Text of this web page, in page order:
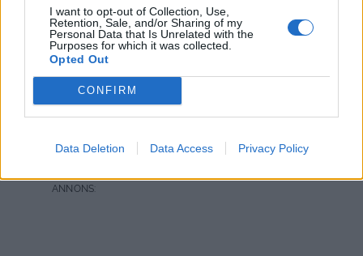
I want to opt-out of Collection, Use,
Retention, Sale, and/or Sharing of my
Personal Data that Is Unrelated with the
Purposes for which it was collected.
Opted Out
CONFIRM
Data Deletion Data Access Privacy Policy
tills kålen svalnat. Låt rinna av medan du blandar ihop
ättika, rapsolja salt & svartpeppar.
Häll ner och vänd om både vitkål & ättikssåsen blanda
väl och smaka ev av med mera ättika eller kryddor.
Klarar sig fint i 5- 6 dagar i kylskåp.
14 MARS, 2015